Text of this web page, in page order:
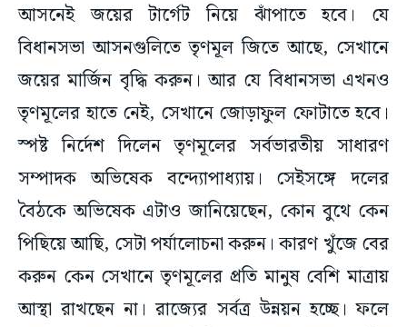
আসনেই জয়ের টার্গেট নিয়ে ঝাঁপাতে হবে। যে
বিধানসভা আসনগুলিতে তৃণমূল জিতে আছে, সেখানে
জয়ের মার্জিন বৃদ্ধি করুন। আর যে বিধানসভা এখনও
তৃণমূলের হাতে নেই, সেখানে জোড়াফুল ফোটাতে হবে।
স্পষ্ট নির্দেশ দিলেন তৃণমূলের সর্বভারতীয় সাধারণ
সম্পাদক অভিষেক বন্দ্যোপাধ্যায়। সেইসঙ্গে দলের
বৈঠকে অভিষেক এটাও জানিয়েছেন, কোন বুথে কেন
পিছিয়ে আছি, সেটা পর্যালোচনা করুন। কারণ খুঁজে বের
করুন কেন সেখানে তৃণমূলের প্রতি মানুষ বেশি মাত্রায়
আস্থা রাখছেন না। রাজ্যের সর্বত্র উন্নয়ন হচ্ছে। ফলে